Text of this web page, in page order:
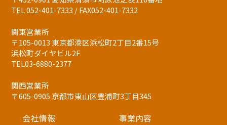
TEL 052-401-7333 / FAX052-401-7332
関東営業所
〒105-0013 東京都港区浜松町2丁目2番15号
浜松町ダイヤビル2F
TEL03-6880-2377
関西営業所
〒605-0905 京都市東山区豊浦町3丁目345
会社情報 事業内容